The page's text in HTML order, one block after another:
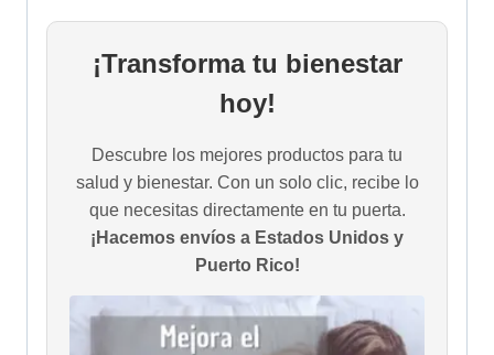
¡Transforma tu bienestar
hoy!
Descubre los mejores productos para tu
salud y bienestar. Con un solo clic, recibe lo
que necesitas directamente en tu puerta.
¡Hacemos envíos a Estados Unidos y
Puerto Rico!